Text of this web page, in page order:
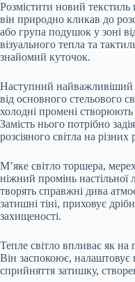
Розмістити новий
він природно кликав до
або група подушок у зоні
візуального тепла та
знайомий куточок.
Наступний найважливіший
від основного стельового
холодні промені створюють
Замість нього потрібно
розсіяного світла на різних
М’яке світло торшера,
ніжний промінь
творять справжні дива
затишні тіні, приховує
захищеності.
Тепле світло впливає як на
Він заспокоює,
сприйняття затишку,